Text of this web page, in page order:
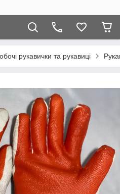
рукавички та рукавиці